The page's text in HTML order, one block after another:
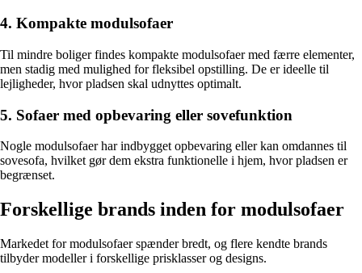
4. Kompakte modulsofaer
Til mindre boliger findes kompakte modulsofaer med færre elementer,
men stadig med mulighed for fleksibel opstilling. De er ideelle til
lejligheder, hvor pladsen skal udnyttes optimalt.
5. Sofaer med opbevaring eller sovefunktion
Nogle modulsofaer har indbygget opbevaring eller kan omdannes til
sovesofa, hvilket gør dem ekstra funktionelle i hjem, hvor pladsen er
begrænset.
Forskellige brands inden for modulsofaer
Markedet for modulsofaer spænder bredt, og flere kendte brands
tilbyder modeller i forskellige prisklasser og designs.